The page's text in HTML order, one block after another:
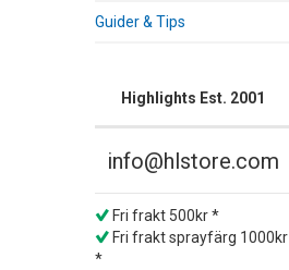
Guider & Tips
Highlights Est. 2001
info@hlstore.com
Fri frakt 500kr *
Fri frakt sprayfärg 1000kr
*